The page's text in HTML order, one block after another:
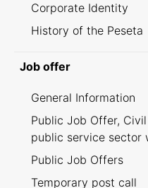
Corporate Identity
History of the Peseta
Job offer
General Information
Public Job Offer,
public service sector
Public Job Offers
Temporary post call